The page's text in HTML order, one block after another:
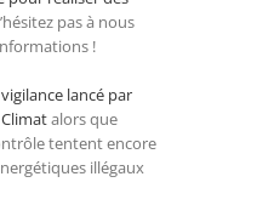
pas à nous
!
lancé par
alors que
tentent encore
illégaux